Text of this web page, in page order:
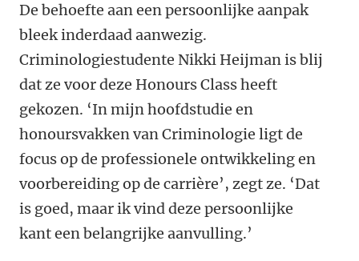
De behoefte aan een persoonlijke aanpak
bleek inderdaad aanwezig.
Criminologiestudente Nikki Heijman is blij
dat ze voor deze Honours Class heeft
gekozen. ‘In mijn hoofdstudie en
honoursvakken van Criminologie ligt de
focus op de professionele ontwikkeling en
voorbereiding op de carrière’, zegt ze. ‘Dat
is goed, maar ik vind deze persoonlijke
kant een belangrijke aanvulling.’